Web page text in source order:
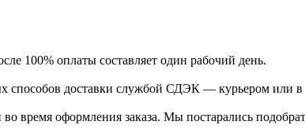
100% оплаты составляет один рабочий день.
способов доставки службой СДЭК — курьером или
время оформления заказа. Мы постарались